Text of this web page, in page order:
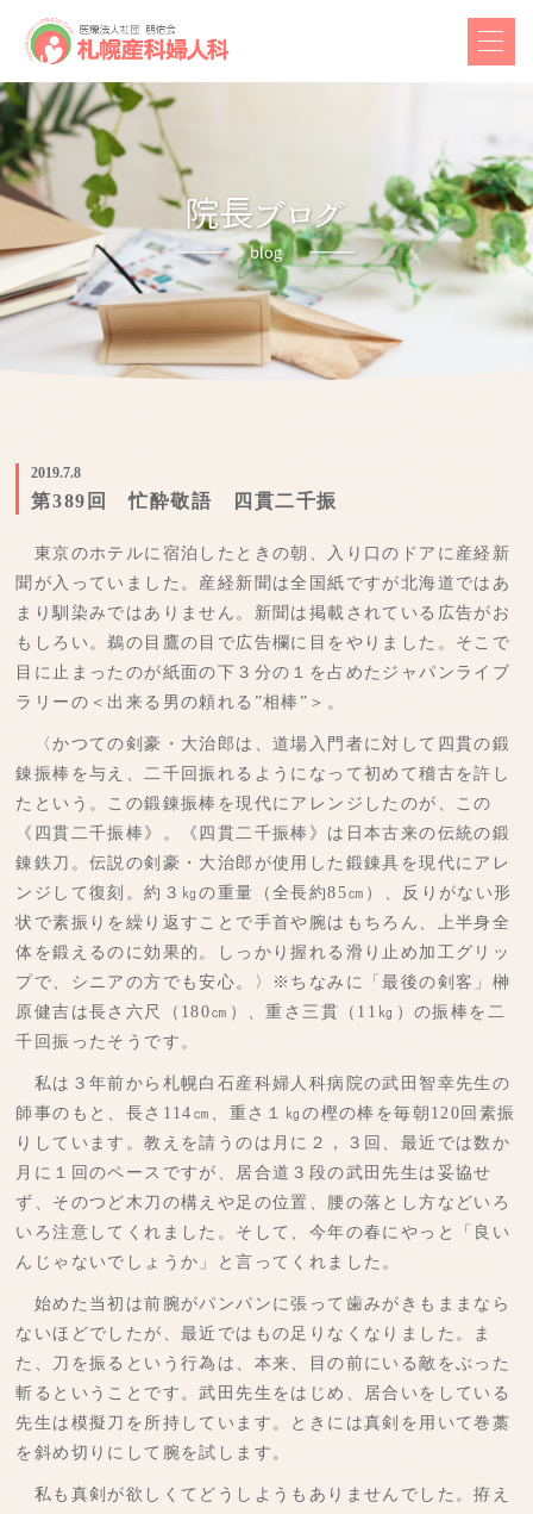
2019.7.8
第389回 忙酔敬語 四貫二千振
東京のホテルに宿泊したときの朝、入り口のドアに産経新
聞が入っていました。産経新聞は全国紙ですが北海道ではあ
まり馴染みではありません。新聞は掲載されている広告がお
もしろい。鵜の目鷹の目で広告欄に目をやりました。そこで
目に止まったのが紙面の下３分の１を占めたジャパンライブ
ラリーの＜出来る男の頼れる”相棒”＞。
〈かつての剣豪・大治郎は、道場入門者に対して四貫の鍛
錬振棒を与え、二千回振れるようになって初めて稽古を許し
たという。この鍛錬振棒を現代にアレンジしたのが、この
《四貫二千振棒》。《四貫二千振棒》は日本古来の伝統の鍛
錬鉄刀。伝説の剣豪・大治郎が使用した鍛錬具を現代にアレ
ンジして復刻。約３㎏の重量（全長約85㎝）、反りがない形
状で素振りを繰り返すことで手首や腕はもちろん、上半身全
体を鍛えるのに効果的。しっかり握れる滑り止め加工グリッ
プで、シニアの方でも安心。〉※ちなみに「最後の剣客」榊
原健吉は長さ六尺（180㎝）、重さ三貫（11㎏）の振棒を二
千回振ったそうです。
私は３年前から札幌白石産科婦人科病院の武田智幸先生の
師事のもと、長さ114㎝、重さ１㎏の樫の棒を毎朝120回素振
りしています。教えを請うのは月に２，３回、最近では数か
月に１回のペースですが、居合道３段の武田先生は妥協せ
ず、そのつど木刀の構えや足の位置、腰の落とし方などいろ
いろ注意してくれました。そして、今年の春にやっと「良い
んじゃないでしょうか」と言ってくれました。
始めた当初は前腕がパンパンに張って歯みがきもままなら
ないほどでしたが、最近ではもの足りなくなりました。ま
た、刀を振るという行為は、本来、目の前にいる敵をぶった
斬るということです。武田先生をはじめ、居合いをしている
先生は模擬刀を所持しています。ときには真剣を用いて巻藁
を斜め切りにして腕を試します。
私も真剣が欲しくてどうしようもありませんでした。拵え